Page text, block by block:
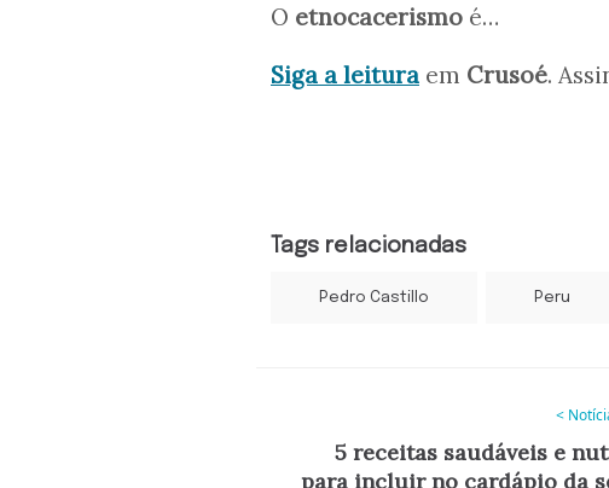
O etnocacerismo é…
Siga a leitura em Crusoé.
Tags relacionadas
Pedro Castillo Peru
<
5 receitas saudáveis e
para incluir no cardápio da